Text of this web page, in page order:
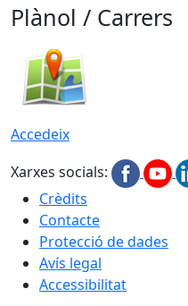
Plànol / Carrers
Accedeix
Xarxes socials:
Crèdits
Contacte
Protecció de dades
Avís legal
Accessibilitat